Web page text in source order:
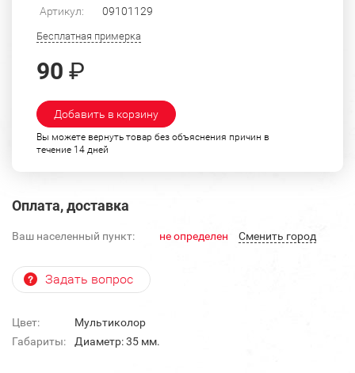
Артикул: 09101129
Бесплатная примерка
90 ₽
Добавить в корзину
Вы можете вернуть товар без объяснения причин в
течение 14 дней
Оплата, доставка
Ваш населенный пункт: не определен Cменить город
Задать вопрос
Цвет:
Мультиколор
Габариты:
Диаметр: 35 мм.